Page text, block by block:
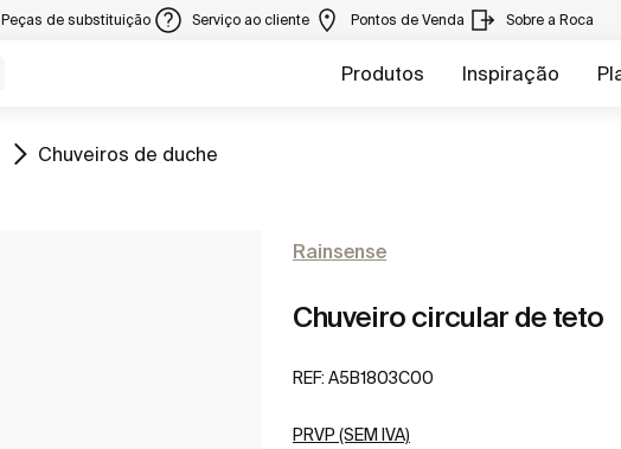
Peças de substituição Serviço ao cliente Pontos de Venda Sobre a Roca
Produtos Inspiração
Ir para
Chuveiros de duche
Rainsense
Chuveiro circular de teto
REF: A5B1803C00
PRVP (SEM IVA)